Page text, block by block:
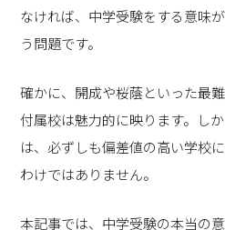
なければ、中学受験をする意味
う問題です。
確かに、開成や桜蔭といった最
付属校は魅力的に映ります。し
は、必ずしも偏差値の高い学校
わけではありません。
本記事では、中学受験の本当の